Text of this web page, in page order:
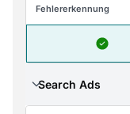
Fehlererkennung
Search Ads